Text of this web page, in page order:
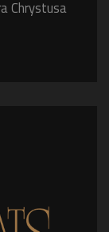
Chrystusa